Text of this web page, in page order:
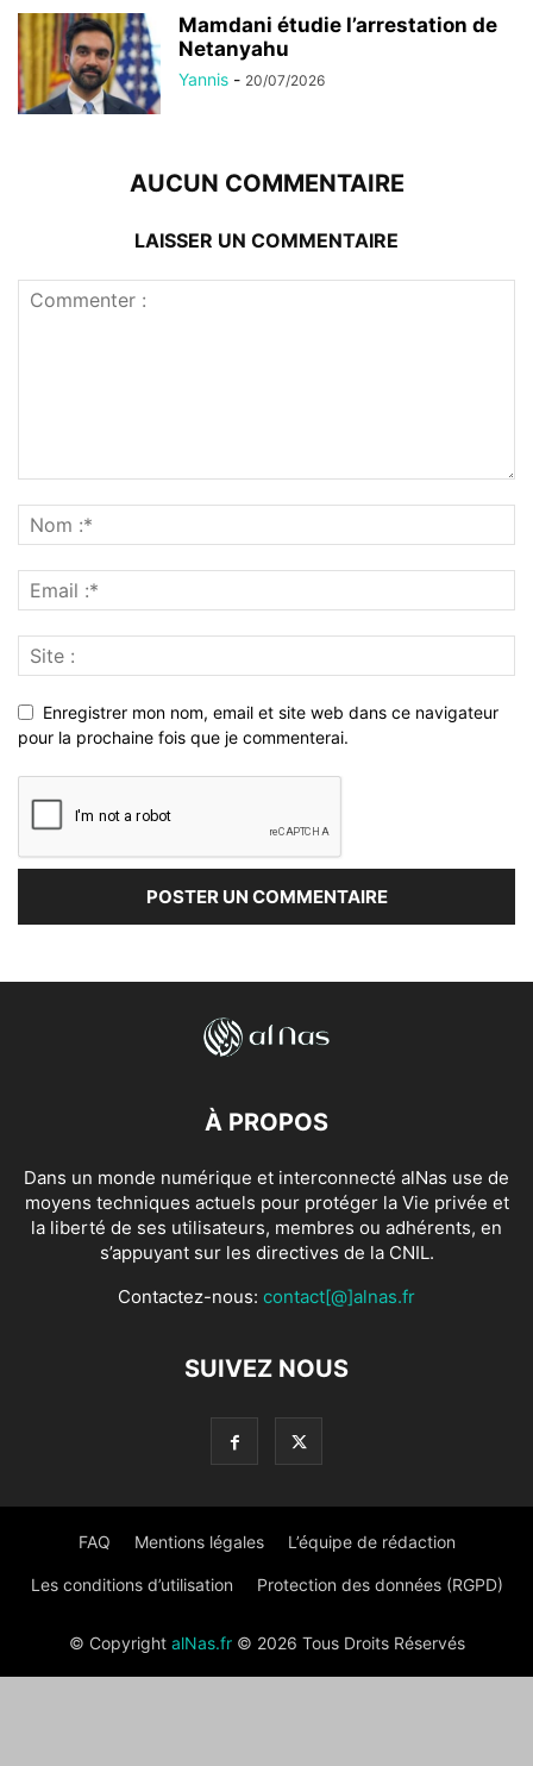
Mamdani étudie l’arrestation de
Netanyahu
Yannis - 20/07/2026
AUCUN COMMENTAIRE
LAISSER UN COMMENTAIRE
Enregistrer mon nom, email et site web dans ce navigateur
pour la prochaine fois que je commenterai.
À PROPOS
Dans un monde numérique et interconnecté alNas use de
moyens techniques actuels pour protéger la Vie privée et
la liberté de ses utilisateurs, membres ou adhérents, en
s’appuyant sur les directives de la CNIL.
Contactez-nous: contact[@]alnas.fr
SUIVEZ NOUS
FAQ Mentions légales L’équipe de rédaction
Les conditions d’utilisation Protection des données (RGPD)
© Copyright alNas.fr© 2026 Tous Droits Réservés